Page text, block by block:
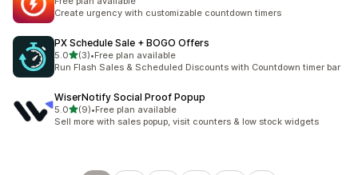
Create urgency with customizable countdown timers
PX Schedule Sale + BOGO Offers
5.0滿分 5 顆星
(3)
共有 3 則評價
•Free plan available
Run Flash Sales & Scheduled Discounts with Countdown timer bar
WiserNotify Social Proof Popup
5.0滿分 5 顆星
(9)
共有 9 則評價
•Free plan available
Sell more with sales popup, visit counters & low stock widgets